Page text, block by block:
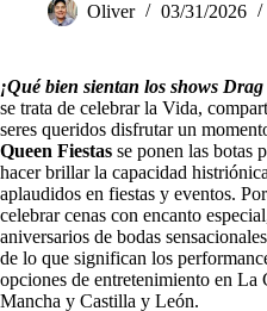
Oliver 03/31/2026
¡Qué bien sientan los shows
se trata de celebrar la Vida,
seres queridos disfrutar un
Queen Fiestas se ponen las botas
hacer brillar la capacidad
aplaudidos en fiestas y eventos.
celebrar cenas con encanto
aniversarios de bodas
de lo que significan los
opciones de entretenimiento en
Mancha y Castilla y León.